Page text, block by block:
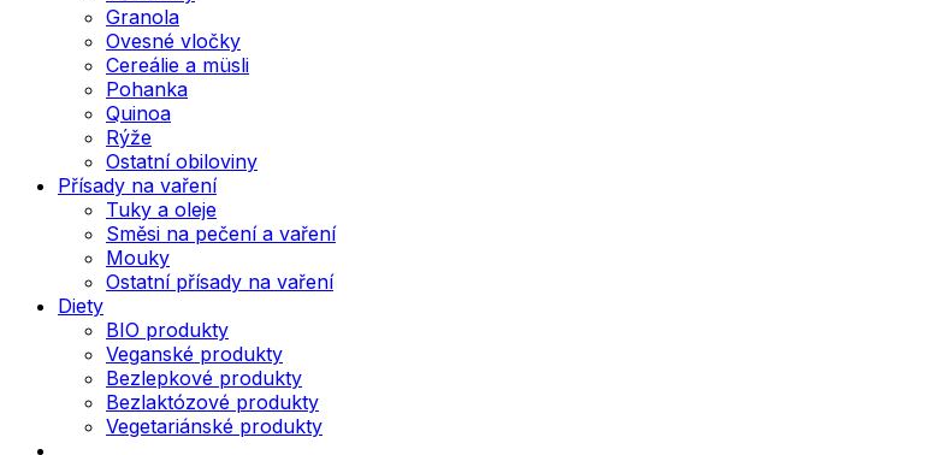
Granola
Ovesné vločky
Cereálie a müsli
Pohanka
Quinoa
Rýže
Ostatní obiloviny
Přísady na vaření
Tuky a oleje
Směsi na pečení a vaření
Mouky
Ostatní přísady na vaření
Diety
BIO produkty
Veganské produkty
Bezlepkové produkty
Bezlaktózové produkty
Vegetariánské produkty